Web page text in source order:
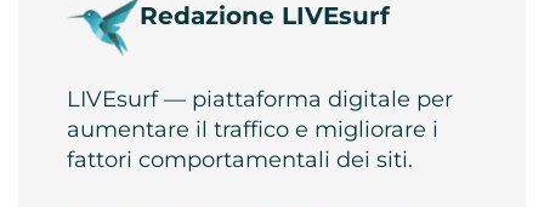
Redazione LIVEsurf
LIVEsurf — piattaforma digitale per
aumentare il traffico e migliorare i
fattori comportamentali dei siti.